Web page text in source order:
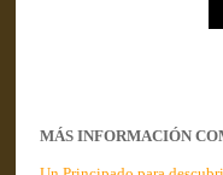
MÁS INFORMACIÓN